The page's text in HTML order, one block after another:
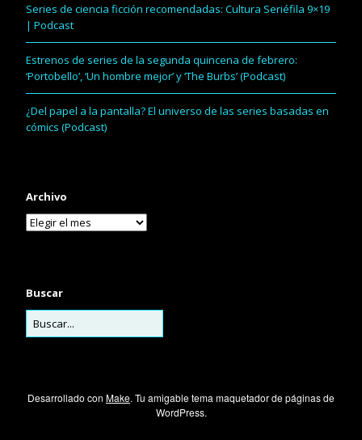
Series de ciencia ficción recomendadas: Cultura Seriéfila 9×19
| Podcast
Estrenos de series de la segunda quincena de febrero:
‘Portobello’, ‘Un hombre mejor’ y ‘The Burbs’ (Podcast)
¿Del papel a la pantalla? El universo de las series basadas en
cómics (Podcast)
Archivo
Buscar
Desarrollado con Make. Tu amigable tema maquetador de páginas de
WordPress.